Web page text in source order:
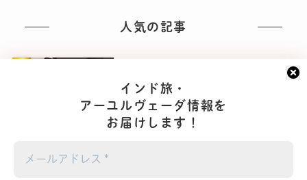
インド旅・
アーユルヴェーダ情報を
お届けします！
人気の記事
Booking.com経由で届くホテ
ルからのメッセージにご注意！